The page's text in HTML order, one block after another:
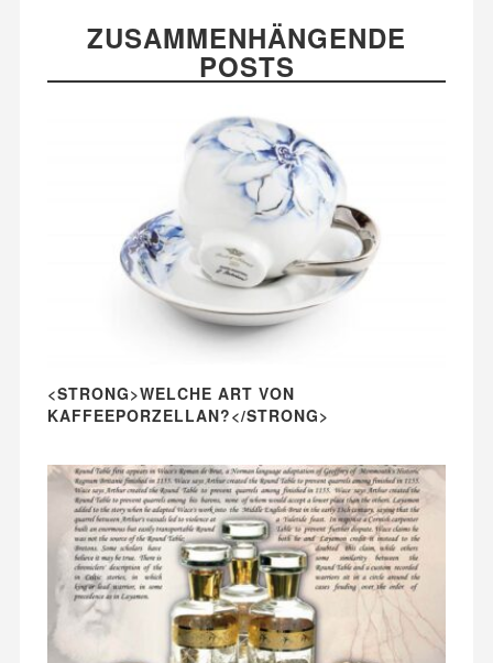
ZUSAMMENHÄNGENDE
POSTS
<STRONG>WELCHE ART VON
KAFFEEPORZELLAN?</STRONG>